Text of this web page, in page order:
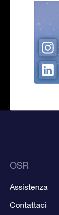
OSR
Assistenza
Contattaci